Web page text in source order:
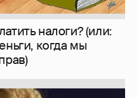
налоги? (или:
когда мы